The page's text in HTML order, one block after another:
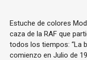
Estuche de colores
caza de la RAF que
todos los tiempos: “La
comienzo en Julio de